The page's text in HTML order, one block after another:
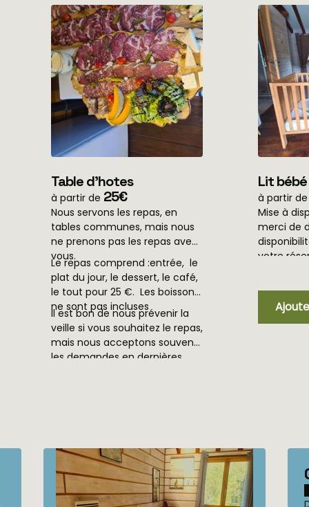
Table d'hotes
à partir de 25€
Nous servons les repas, en
tables communes, mais nous
ne prenons pas les repas avec
vous.
Le repas comprend :entrée, le
plat du jour, le dessert, le café,
le tout pour 25 €. Les boissons
ne sont pas incluses
Il est bon de nous prévenir la
veille si vous souhaitez le repas,
mais nous acceptons souvent
les demandes en dernières
apaisant du site.
Nous apprécions tous ces
moments de complicité avec
nos hôtes, et le plaisir qu'ils
Lit bébé
à partir
Mise à
merci de
votre
Chambre Golo: 3
personnes vue
Capacité maximum : 3
Cette chambre spacieuse est prête à